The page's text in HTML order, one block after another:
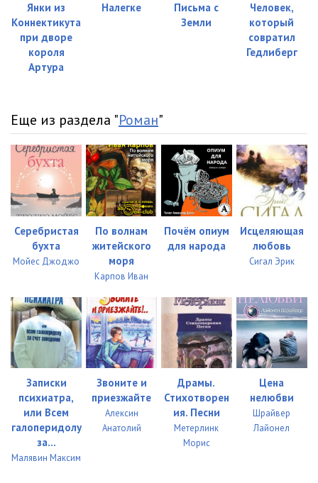
Янки из
Коннектикута
при дворе
короля
Артура
Налегке
Письма с
Земли
Человек,
который
совратил
Гедлиберг
Еще из раздела "Роман"
Серебристая
бухта
Мойес Джоджо
По волнам
житейского
моря
Карпов Иван
Почём опиум
для народа
Исцеляющая
любовь
Сигал Эрик
Записки
психиатра,
или Всем
галоперидолу
за...
Малявин Максим
Звоните и
приезжайте
Алексин
Анатолий
Драмы.
Стихотворен
ия. Песни
Метерлинк
Морис
Цена
нелюбви
Шрайвер
Лайонел